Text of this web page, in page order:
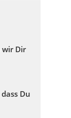
wir Dir
Du